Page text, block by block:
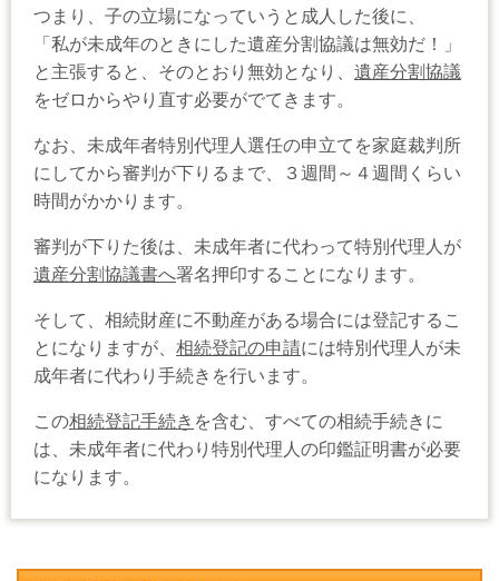
つまり、子の立場になっていうと成人した後に、
「私が未成年のときにした遺産分割協議は無効だ！」
と主張すると、そのとおり無効となり、 遺産分割協議
をゼロからやり直す必要がでてきます。
なお、未成年者特別代理人選任の申立てを家庭裁判所
にしてから審判が下りるまで、３週間～４週間くらい
時間がかかります。
審判が下りた後は、未成年者に代わって特別代理人が
遺産分割協議書へ署名押印することになります。
そして、相続財産に不動産がある場合には登記するこ
とになりますが、 相続登記の申請には特別代理人が未
成年者に代わり手続きを行います。
この相続登記手続き を含む、すべての相続手続きに
は、未成年者に代わり特別代理人の印鑑証明書が必要
になります。